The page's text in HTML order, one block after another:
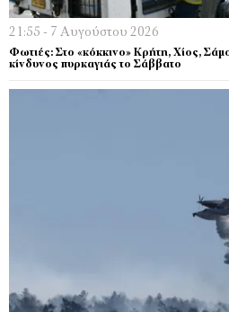
21:55 - 7 Αυγούστου 2026
Φωτιές: Στο «κόκκινο» Κρήτη, Χίος,
κίνδυνος πυρκαγιάς το Σάββατο